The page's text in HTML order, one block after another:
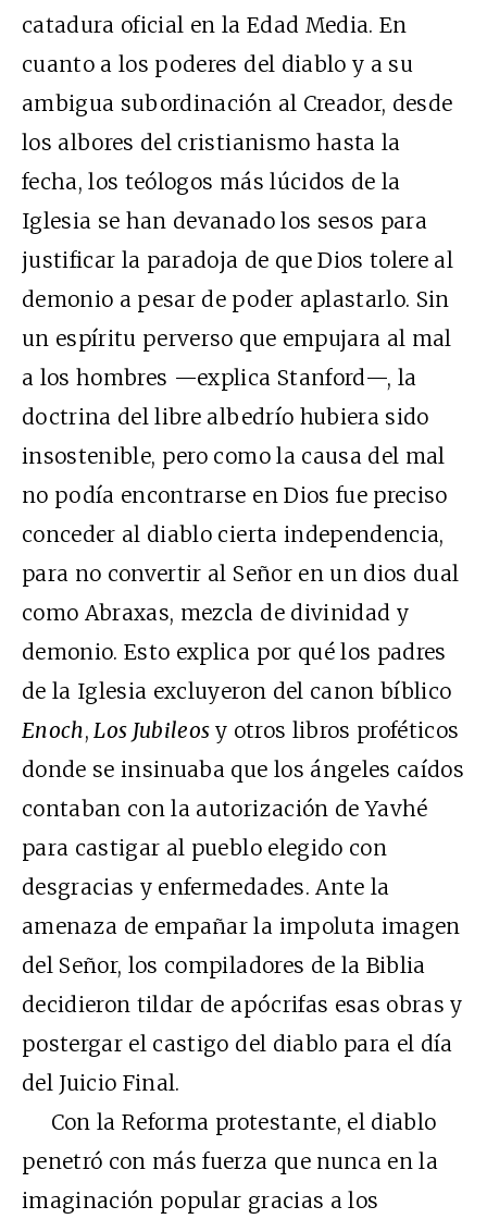
catadura oficial en la Edad Media. En
cuanto a los poderes del diablo y a su
ambigua subordinación al Creador, desde
los albores del cristianismo hasta la
fecha, los teólogos más lúcidos de la
Iglesia se han devanado los sesos para
justificar la paradoja de que Dios tolere al
demonio a pesar de poder aplastarlo. Sin
un espíritu perverso que empujara al mal
a los hombres —explica Stanford—, la
doctrina del libre albedrío hubiera sido
insostenible, pero como la causa del mal
no podía encontrarse en Dios fue preciso
conceder al diablo cierta independencia,
para no convertir al Señor en un dios dual
como Abraxas, mezcla de divinidad y
demonio. Esto explica por qué los padres
de la Iglesia excluyeron del canon bíblico
Enoch, Los Jubileos y otros libros proféticos
donde se insinuaba que los ángeles caídos
contaban con la autorización de Yavhé
para castigar al pueblo elegido con
desgracias y enfermedades. Ante la
amenaza de empañar la impoluta imagen
del Señor, los compiladores de la Biblia
decidieron tildar de apócrifas esas obras y
postergar el castigo del diablo para el día
del Juicio Final.
Con la Reforma protestante, el diablo
penetró con más fuerza que nunca en la
imaginación popular gracias a los